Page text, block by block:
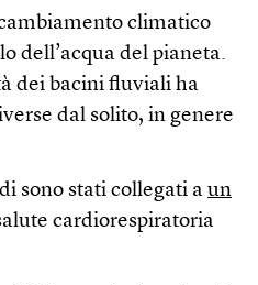
climatico
dell’acqua del pianeta.
dei bacini fluviali ha
dal solito, in genere
sono stati collegati a un
cardiorespiratoria